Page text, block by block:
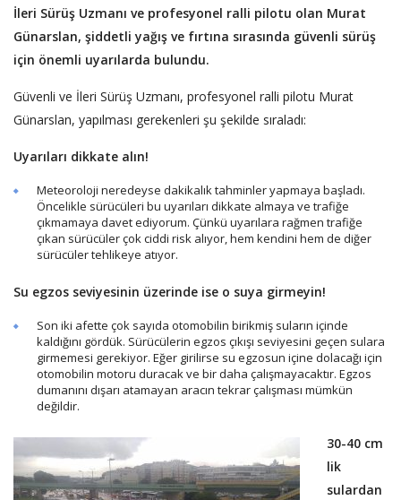
İleri Sürüş Uzmanı ve profesyonel ralli pilotu olan Murat
Günarslan, şiddetli yağış ve fırtına sırasında güvenli sürüş
için önemli uyarılarda bulundu.
Güvenli ve İleri Sürüş Uzmanı, profesyonel ralli pilotu Murat
Günarslan, yapılması gerekenleri şu şekilde sıraladı:
Uyarıları dikkate alın!
Meteoroloji neredeyse dakikalık tahminler yapmaya başladı.
Öncelikle sürücüleri bu uyarıları dikkate almaya ve trafiğe
çıkmamaya davet ediyorum. Çünkü uyarılara rağmen trafiğe
çıkan sürücüler çok ciddi risk alıyor, hem kendini hem de diğer
sürücüler tehlikeye atıyor.
Su egzos seviyesinin üzerinde ise o suya girmeyin!
Son iki afette çok sayıda otomobilin birikmiş suların içinde
kaldığını gördük. Sürücülerin egzos çıkışı seviyesini geçen sulara
girmemesi gerekiyor. Eğer girilirse su egzosun içine dolacağı için
otomobilin motoru duracak ve bir daha çalışmayacaktır. Egzos
dumanını dışarı atamayan aracın tekrar çalışması mümkün
değildir.
30-40 cm
lik
sulardan